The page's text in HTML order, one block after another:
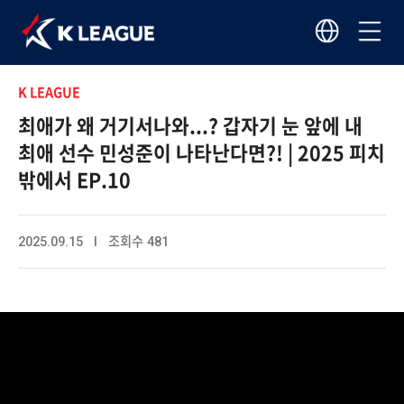
K LEAGUE
최애가 왜 거기서나와...? 갑자기 눈 앞에 내
최애 선수 민성준이 나타난다면?! | 2025 피치
밖에서 EP.10
2025.09.15 I 조회수 481